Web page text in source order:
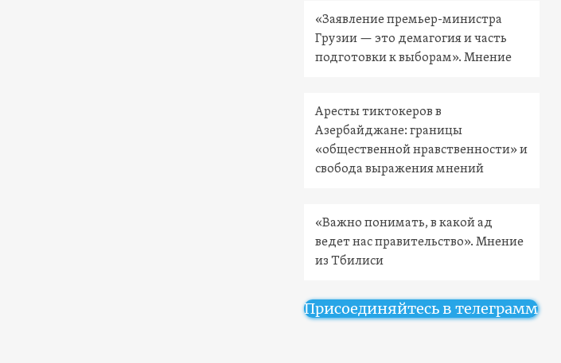
«Заявление премьер-министра
Грузии — это демагогия и часть
подготовки к выборам». Мнение
Аресты тиктокеров в
Азербайджане: границы
«общественной нравственности» и
свобода выражения мнений
«Важно понимать, в какой ад
ведет нас правительство». Мнение
из Тбилиси
Присоединяйтесь в телеграмм